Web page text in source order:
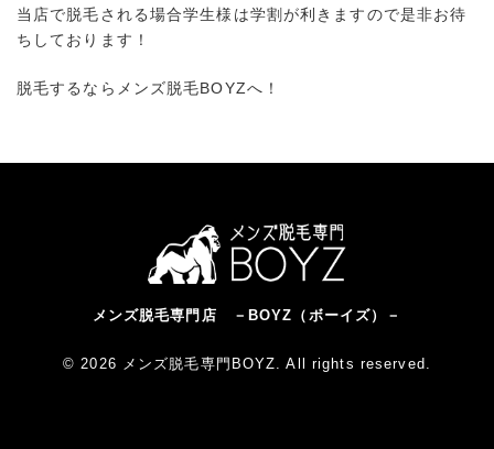
当店で脱毛される場合学生様は学割が利きますので是非お待
ちしております！
脱毛するならメンズ脱毛BOYZへ！
メンズ脱毛専門店 －BOYZ（ボーイズ）－
© 2026 メンズ脱毛専門BOYZ. All rights reserved.